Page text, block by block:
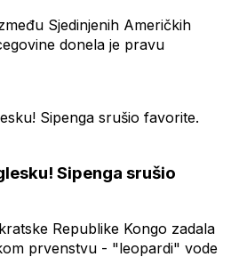
Sjedinjenih Američkih
donela je pravu
Sipenga srušio
Republike Kongo zadala
prvenstvu - "leopardi" vode